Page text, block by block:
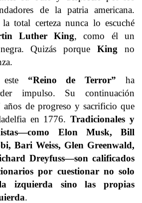
de la patria americana.
total certeza nunca lo escuché
Luther King, como él un
Quizás porqueKingno
este “Reino de Terror” ha
impulso. Su continuación
años de progreso y sacrificio que
en 1776.Tradicionales y
Elon Musk, Bill
Bari Weiss, Glen Greenwald,
Dreyfuss—son calificados
por cuestionar no solo
izquierda sino las propias
.